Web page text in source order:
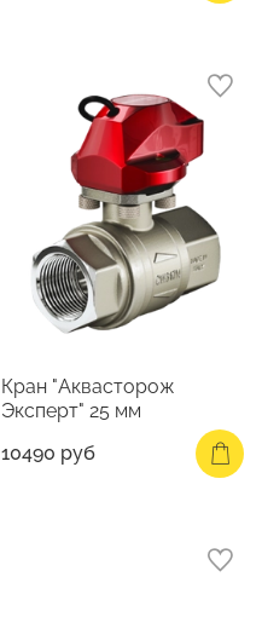
Кран "Аквасторож
Эксперт" 25 мм
10490 руб